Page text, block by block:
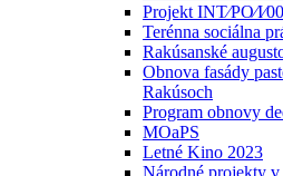
Projekt
Terénna sociálna
Rakúsanské
Obnova fasády
Rakúsoch
Program obnovy
MOaPS
Letné Kino 2023
Národné projekty